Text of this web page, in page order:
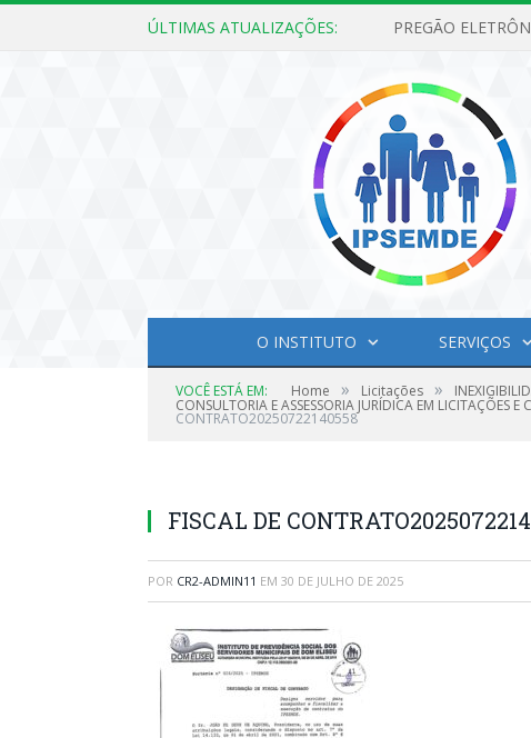
ÚLTIMAS ATUALIZAÇÕES:
O INSTITUTO SERVIÇOS
VOCÊ ESTÁ EM: Home » Licitações »
CONSULTORIA E ASSESSORIA JURÍDICA EM LICITAÇÕES
CONTRATO20250722140558
FISCAL DE
POR CR2-ADMIN11 EM 30 DE JULHO DE 2025